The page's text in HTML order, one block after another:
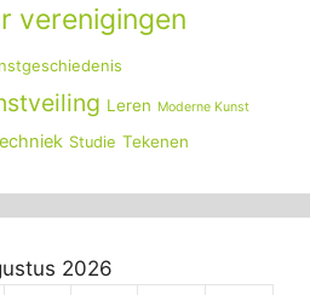
verenigingen
Leren Moderne Kunst
Studie Tekenen
2026